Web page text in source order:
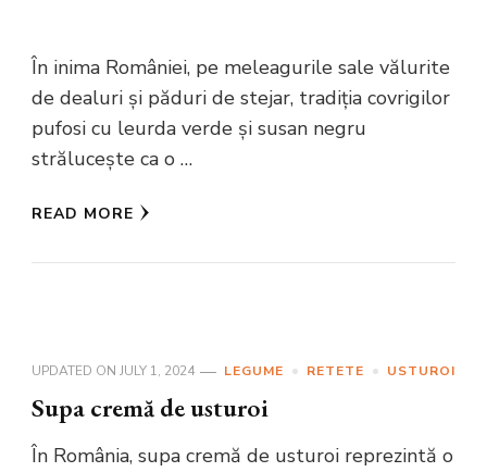
În inima României, pe meleagurile sale vălurite
de dealuri și păduri de stejar, tradiția covrigilor
pufosi cu leurda verde și susan negru
strălucește ca o …
READ MORE
UPDATED ON JULY 1, 2024 LEGUME RETETE USTUROI
Supa cremă de usturoi
În România, supa cremă de usturoi reprezintă o